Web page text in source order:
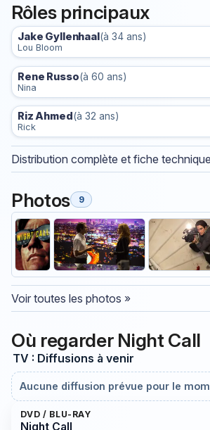
Rôles principaux
Jake Gyllenhaal(à 34 ans)
Lou Bloom
Rene Russo(à 60 ans)
Nina
Riz Ahmed (à 32 ans)
Rick
Distribution complète et fiche
Photos 9
Voir toutes les photos »
Où regarder Night Call
TV : Diffusions à venir
Aucune diffusion prévue pour le
DVD / BLU-RAY
Night Call